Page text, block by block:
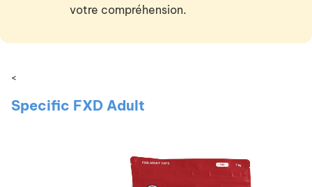
votre compréhension.
<
Specific FXD Adult